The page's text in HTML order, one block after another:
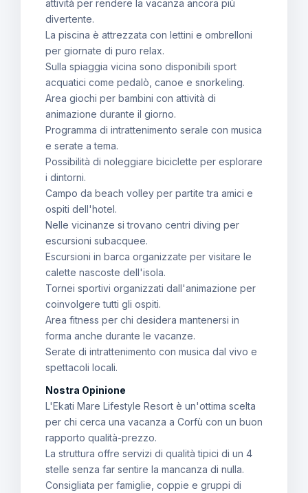
attività per rendere la vacanza ancora più
divertente.
La piscina è attrezzata con lettini e ombrelloni
per giornate di puro relax.
Sulla spiaggia vicina sono disponibili sport
acquatici come pedalò, canoe e snorkeling.
Area giochi per bambini con attività di
animazione durante il giorno.
Programma di intrattenimento serale con musica
e serate a tema.
Possibilità di noleggiare biciclette per esplorare
i dintorni.
Campo da beach volley per partite tra amici e
ospiti dell'hotel.
Nelle vicinanze si trovano centri diving per
escursioni subacquee.
Escursioni in barca organizzate per visitare le
calette nascoste dell'isola.
Tornei sportivi organizzati dall'animazione per
coinvolgere tutti gli ospiti.
Area fitness per chi desidera mantenersi in
forma anche durante le vacanze.
Serate di intrattenimento con musica dal vivo e
spettacoli locali.
Nostra Opinione
L'Ekati Mare Lifestyle Resort è un'ottima scelta
per chi cerca una vacanza a Corfù con un buon
rapporto qualità-prezzo.
La struttura offre servizi di qualità tipici di un 4
stelle senza far sentire la mancanza di nulla.
Consigliata per famiglie, coppie e gruppi di